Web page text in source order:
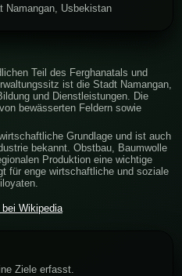
Namangan, Usbekistan
Teil des Ferghanatals und
ist die Stadt Namangan,
und Dienstleistungen. Die
bewässerten Feldern sowie
Grundlage und ist auch
bekannt. Obstbau, Baumwolle
Produktion eine wichtige
für enge wirtschaftliche und soziale
Wikipedia
Ziele erfasst.